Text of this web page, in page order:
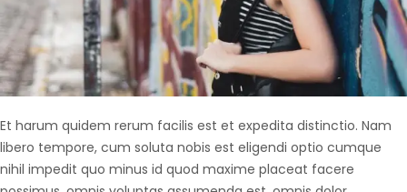
Et harum quidem rerum facilis est et expedita distinctio. Nam
libero tempore, cum soluta nobis est eligendi optio cumque
nihil impedit quo minus id quod maxime placeat facere